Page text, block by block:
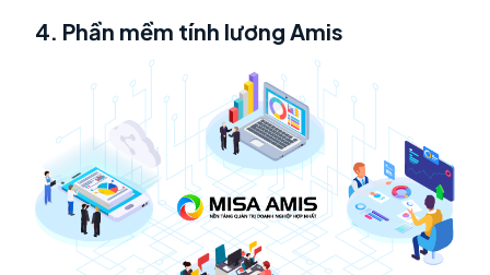
4. Phần mềm tính lương Amis